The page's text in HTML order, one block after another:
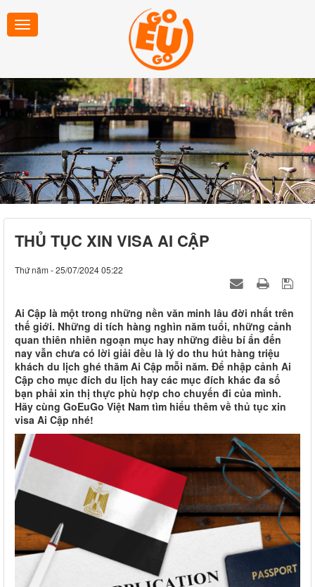
THỦ TỤC XIN VISA AI CẬP
Thứ năm - 25/07/2024 05:22
Ai Cập là một trong những nền văn minh lâu đời nhất trên
thế giới. Những di tích hàng nghìn năm tuổi, những cảnh
quan thiên nhiên ngoạn mục hay những điều bí ẩn đến
nay vẫn chưa có lời giải đều là lý do thu hút hàng triệu
khách du lịch ghé thăm Ai Cập mỗi năm. Để nhập cảnh Ai
Cập cho mục đích du lịch hay các mục đích khác đa số
bạn phải xin thị thực phù hợp cho chuyến đi của mình.
Hãy cùng GoEuGo Việt Nam tìm hiểu thêm về thủ tục xin
visa Ai Cập nhé!